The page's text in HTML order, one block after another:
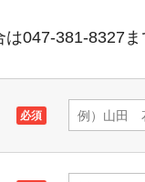
047-381-8327ま